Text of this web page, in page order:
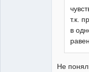
т.к.
в
Не